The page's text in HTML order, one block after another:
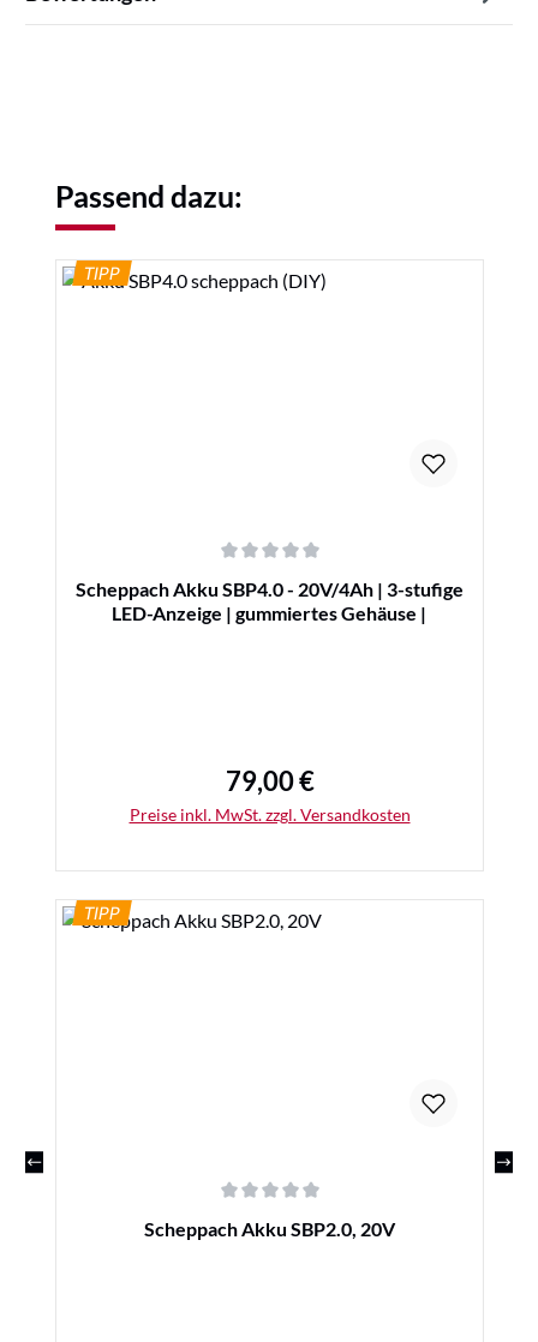
Produktgalerie überspringen
Passend dazu:
TIPP
Scheppach Akku SBP4.0 - 20V/4Ah | 3-stufige
LED-Anzeige | gummiertes Gehäuse |
Regulärer Preis:
79,00 €
Preise inkl. MwSt. zzgl. Versandkosten
TIPP
Scheppach Akku SBP2.0, 20V